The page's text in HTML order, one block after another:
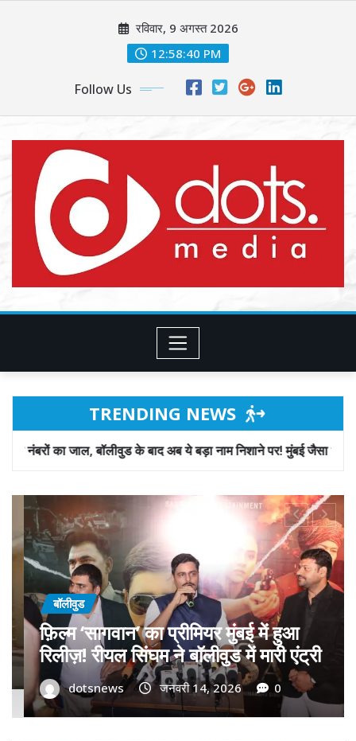
रविवार, 9 अगस्त 2026
12:58:42 PM
Follow Us
TRENDING NEWS
के बाद अब ये बड़ा नाम निशाने पर! मुंबई जैसा ‘फिरौती खेल’ अब दिल्ली-पंजाब
बॉलीवुड
गोवा मुख्यमंत्री डॉ. प्रमोद सावंत का ‘गोदान’
को बड़ा समर्थन; पोस्टर विमोचन कर मथुरा से
फिल्म गोदान की टीम का बढ़ाया मान!
dotsnews जनवरी 9, 2026 0